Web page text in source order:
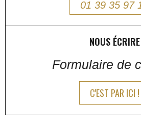
01 39 35 97
NOUS ÉCRIRE
Formulaire de
C'EST PAR ICI !